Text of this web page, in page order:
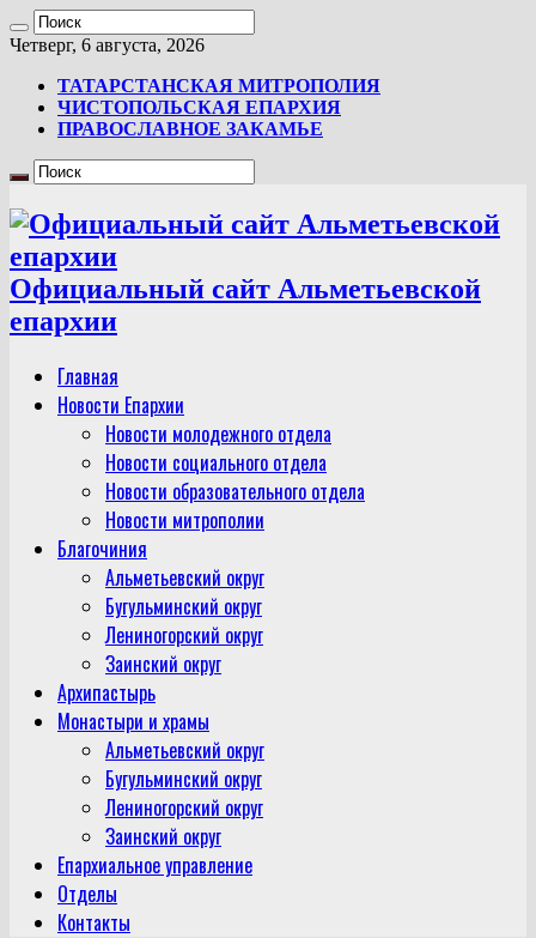
Четверг, 6 августа, 2026
ТАТАРСТАНСКАЯ МИТРОПОЛИЯ
ЧИСТОПОЛЬСКАЯ ЕПАРХИЯ
ПРАВОСЛАВНОЕ ЗАКАМЬЕ
Официальный сайт Альметьевской
епархии
Главная
Новости Епархии
Новости молодежного отдела
Новости социального отдела
Новости образовательного отдела
Новости митрополии
Благочиния
Альметьевский округ
Бугульминский округ
Лениногорский округ
Заинский округ
Архипастырь
Монастыри и храмы
Альметьевский округ
Бугульминский округ
Лениногорский округ
Заинский округ
Епархиальное управление
Отделы
Контакты